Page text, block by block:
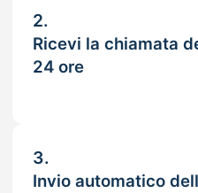
2.
Ricevi la chiamata
24 ore
3.
Invio automatico